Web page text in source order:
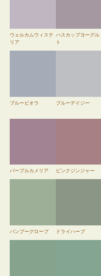
ウェルカムウィステ
リア
ハスカップヨーグル
ト
ブルービオラ ブルーデイジー
パープルカメリア ピンクジンジャー
バンブーグローブ ドライハーブ